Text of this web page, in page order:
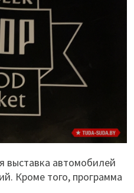
выставка автомобилей
Кроме того, программа